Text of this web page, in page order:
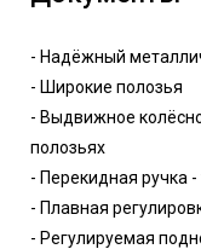
- Надёжный
- Широкие полозья
- Выдвижное
полозьях
- Перекидная ручка -
- Плавная
- Регулируемая